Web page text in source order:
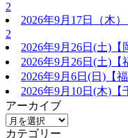
2
2026年9月17日（木
2
2026年9月26日(土)
2026年9月26日(土)
2026年9月6日(日)【
2026年9月10日(木)
アーカイブ
カテゴリー